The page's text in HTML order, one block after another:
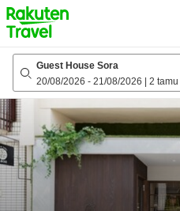
to
top
page
Guest House Sora
20/08/2026 - 21/08/2026 2 tamu